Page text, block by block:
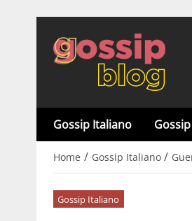
Gossip Italiano
Home / Gossip Italiano /
Gossip Italiano